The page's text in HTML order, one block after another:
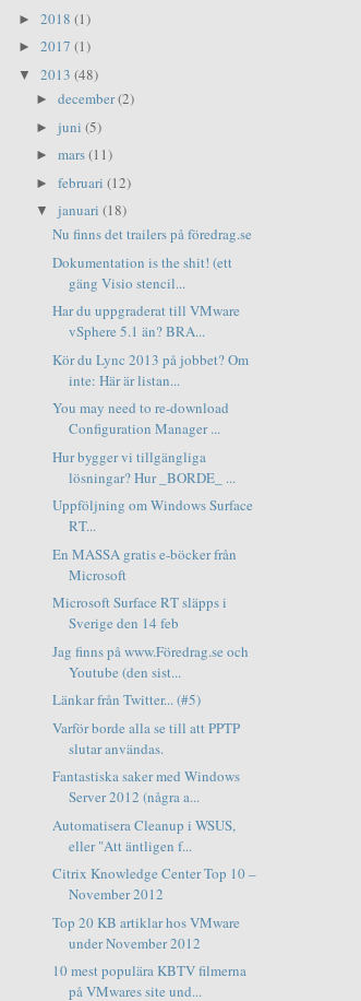
► 2018 (1)
► 2017 (1)
▼ 2013 (48)
► december(2)
► juni (5)
► mars(11)
► februari (12)
▼ januari (18)
Nu finns det trailers på föredrag.se
Dokumentation is the shit! (ett
gäng Visio stencil...
Har du uppgraderat till VMware
vSphere 5.1 än? BRA...
Kör du Lync 2013 på jobbet? Om
inte: Här är listan...
You may need to re-download
Configuration Manager ...
Hur bygger vi tillgängliga
lösningar? Hur _BORDE_ ...
Uppföljning om Windows Surface
RT...
En MASSA gratis e-böcker från
Microsoft
Microsoft Surface RT släpps i
Sverige den 14 feb
Jag finns på www.Föredrag.se och
Youtube (den sist...
Länkar från Twitter... (#5)
Varför borde alla se till att PPTP
slutar användas.
Fantastiska saker med Windows
Server 2012 (några a...
Automatisera Cleanup i WSUS,
eller "Att äntligen f...
Citrix Knowledge Center Top 10 –
November 2012
Top 20 KB artiklar hos VMware
under November 2012
10 mest populära KBTV filmerna
på VMwares site und...